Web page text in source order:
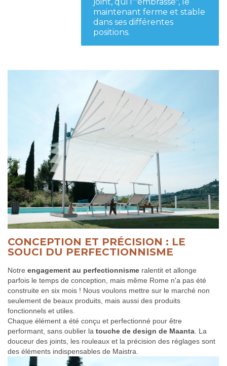
joint, qui l'"embrasse", le
maintenant ferme et stable
dans ses différentes
positions.
CONCEPTION ET PRÉCISION : LE
SOUCI DU PERFECTIONNISME
Notre engagement au perfectionnisme ralentit et allonge
parfois le temps de conception, mais même Rome n'a pas été
construite en six mois ! Nous voulons mettre sur le marché non
seulement de beaux produits, mais aussi des produits
fonctionnels et utiles.
Chaque élément a été conçu et perfectionné pour être
performant, sans oublier la touche de design de Maanta . La
douceur des joints, les rouleaux et la précision des réglages sont
des éléments indispensables de Maistra.